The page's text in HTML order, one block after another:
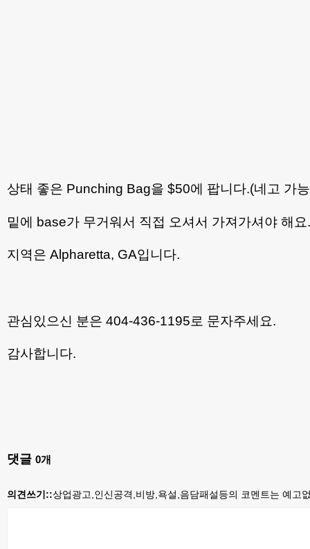
상태 좋은 Punching Bag을 $50에 팝니다.(네고 가
밑에 base가 무거워서 직접 오셔서 가져가셔야 해요.
지역은 Alpharetta, GA입니다.
관심있으신 분은 404-436-1195로 문자주세요.
감사합니다.
댓글 0개
의견쓰기::상업광고,인신공격,비방,욕설,음담패설등의 코멘트는 예고